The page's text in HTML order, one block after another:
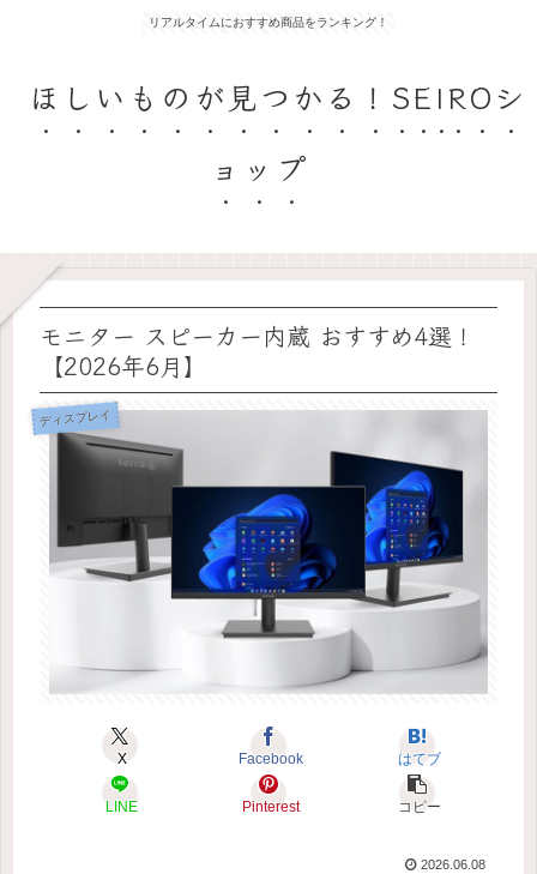
リアルタイムにおすすめ商品をランキング！
ほしいものが見つかる！SEIROシ
ョップ
モニター スピーカー内蔵 おすすめ4選！
【2026年6月】
ディスプレイ
X Facebook はてブ
LINE Pinterest コピー
2026.06.08